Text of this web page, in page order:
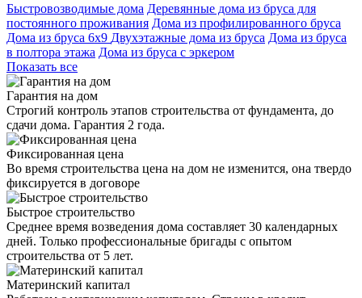
Быстровозводимые дома Деревянные дома из бруса для
постоянного проживания Дома из профилированного бруса
Дома из бруса 6х9 Двухэтажные дома из бруса Дома из бруса
в полтора этажа Дома из бруса с эркером
Показать все
Гарантия на дом
Строгий контроль этапов строительства от фундамента, до
сдачи дома. Гарантия 2 года.
Фиксированная цена
Во время строительства цена на дом не изменится, она твердо
фиксируется в договоре
Быстрое строительство
Среднее время возведения дома составляет 30 календарных
дней. Только профессиональные бригады с опытом
строительства от 5 лет.
Материнский капитал